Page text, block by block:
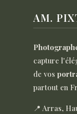
AM.
capture
de vos
partout en
📍 Arras,